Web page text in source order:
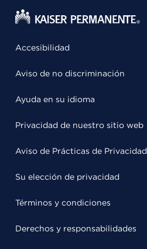
Accesibilidad
Aviso de no discriminación
Ayuda en su idioma
Privacidad de nuestro sitio web
Aviso de Prácticas de Privacidad
Su elección de privacidad
Términos y condiciones
Derechos y responsabilidades